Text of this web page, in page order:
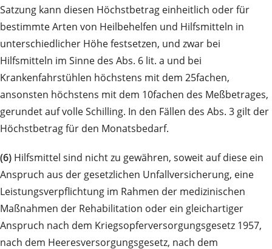
Satzung kann diesen Höchstbetrag einheitlich oder für
bestimmte Arten von Heilbehelfen und Hilfsmitteln in
unterschiedlicher Höhe festsetzen, und zwar bei
Hilfsmitteln im Sinne des Abs. 6 lit. a und bei
Krankenfahrstühlen höchstens mit dem 25fachen,
ansonsten höchstens mit dem 10fachen des Meßbetrages,
gerundet auf volle Schilling. In den Fällen des Abs. 3 gilt der
Höchstbetrag für den Monatsbedarf.
(6) Hilfsmittel sind nicht zu gewähren, soweit auf diese ein
Anspruch aus der gesetzlichen Unfallversicherung, eine
Leistungsverpflichtung im Rahmen der medizinischen
Maßnahmen der Rehabilitation oder ein gleichartiger
Anspruch nach dem Kriegsopferversorgungsgesetz 1957,
nach dem Heeresversorgungsgesetz, nach dem